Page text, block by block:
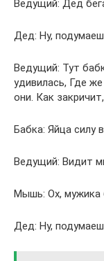
Ведущий: Дед
Дед: Ну,
Ведущий: Тут
удивилась, Где
они. Как
Бабка: Яйца силу
Ведущий: Видит
Мышь: Ох, мужика
Дед: Ну,